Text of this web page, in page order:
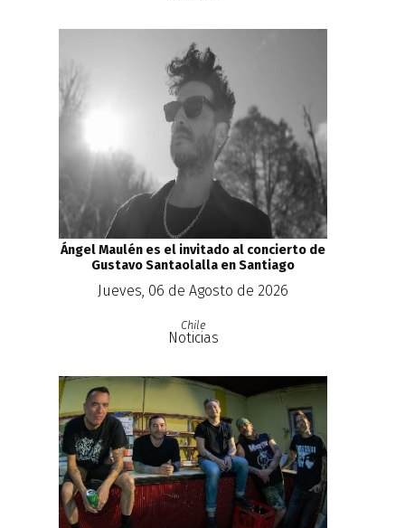
Ángel Maulén es el invitado al concierto de
Gustavo Santaolalla en Santiago
Jueves, 06 de Agosto de 2026
Chile
Noticias